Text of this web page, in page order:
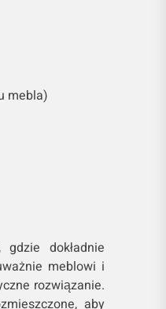
mebla)
dokładnie
meblowi i
rozwiązanie.
aby